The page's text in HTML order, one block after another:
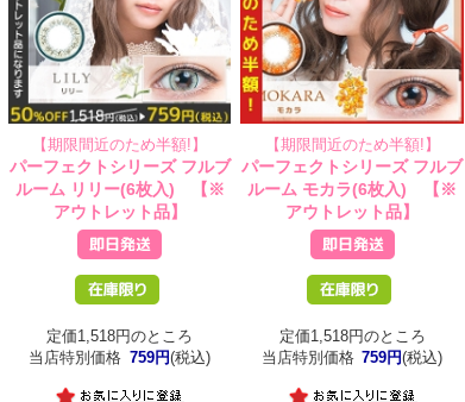
【期限間近のため半額!】
パーフェクトシリーズ フルブ
ルーム リリー(6枚入) 【※
アウトレット品】
定価1,518円のところ
当店特別価格 759円(税込)
【期限間近のため半額!】
パーフェクトシリーズ フルブ
ルーム モカラ(6枚入) 【※
アウトレット品】
定価1,518円のところ
当店特別価格 759円(税込)